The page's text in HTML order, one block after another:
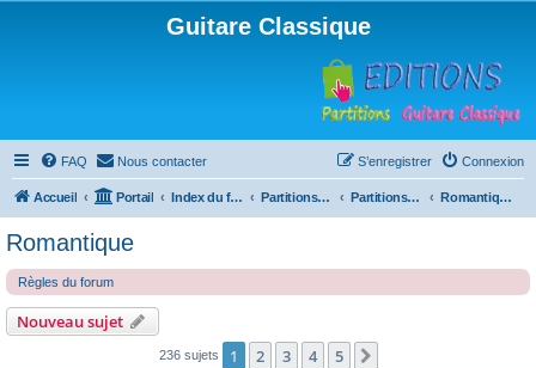
Guitare Classique
FAQ Nous contacter Connexion
S’enregistrer
Accueil Portail Index du forum Partitions pour guitare en libre téléchargement Partitions classées par compositeur Romantique
Romantique
Règles du forum
Nouveau sujet
236 sujets 1 2 3 4 5